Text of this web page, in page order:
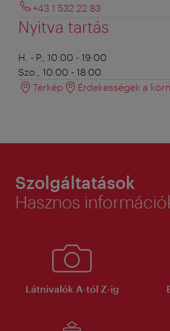
+43 1 532 22 83
Nyitva tartás
H. - P., 10:00 - 19:00
Szo., 10:00 - 18:00
Térkép
Érdekességek a
Szolgáltatások
Hasznos
Látnivalók A-tól Z-ig